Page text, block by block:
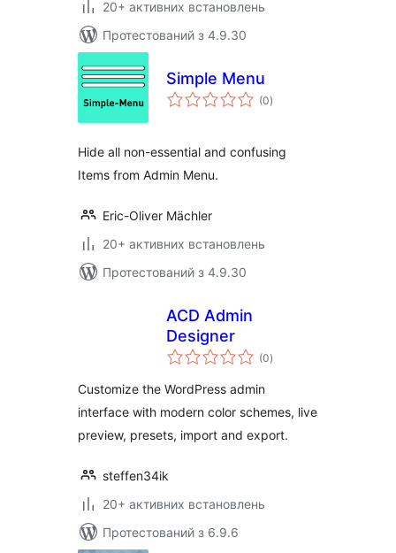
20+ активних встановлень
Протестований з 4.9.30
Simple Menu
(0загальний
рейтинг
)
Hide all non-essential and confusing
Items from Admin Menu.
Eric-Oliver Mächler
20+ активних встановлень
Протестований з 4.9.30
ACD Admin
Designer
(0загальний
рейтинг
)
Customize the WordPress admin
interface with modern color schemes, live
preview, presets, import and export.
steffen34ik
20+ активних встановлень
Протестований з 6.9.6